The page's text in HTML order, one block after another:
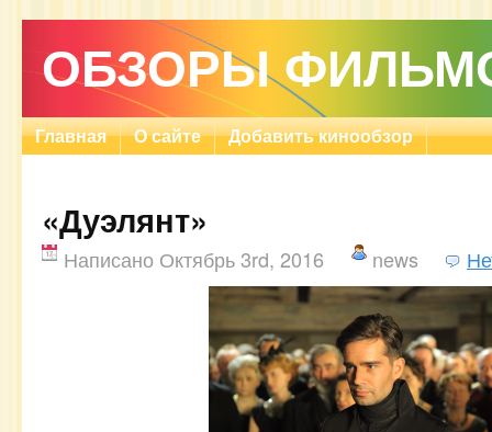
ОБЗОРЫ
Главная О сайте Добавить кинообзор
«Дуэлянт»
Написано Октябрь 3rd, 2016 news